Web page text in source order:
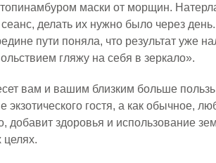
маски от морщин.
сеанс, делать их нужно было через
пути поняла, что результат уже
гляжу на себя в зеркало».
вам и вашим близким больше
экзотического гостя, а как обычное,
добавит здоровья и использование
целях.